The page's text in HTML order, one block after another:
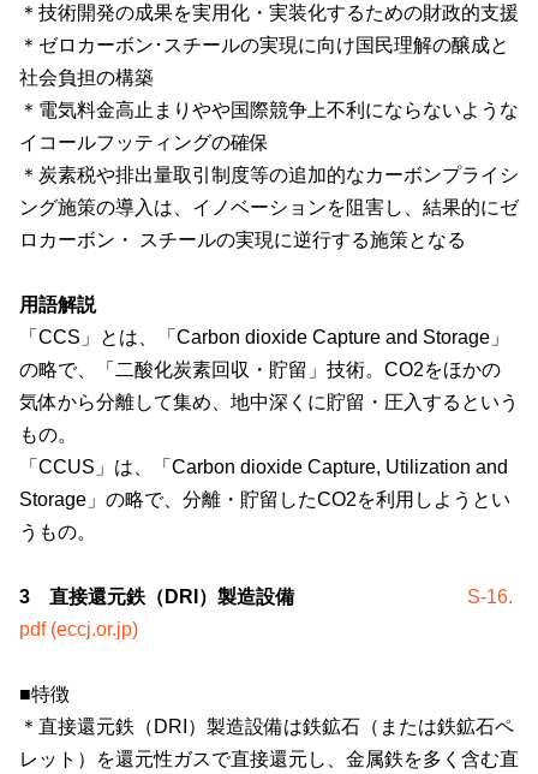
＊技術開発の成果を実用化・実装化するための財政的支援
＊ゼロカーボン･スチールの実現に向け国民理解の醸成と
社会負担の構築
＊電気料金高止まりやや国際競争上不利にならないような
イコールフッティングの確保
＊炭素税や排出量取引制度等の追加的なカーボンプライシ
ング施策の導入は、イノベーションを阻害し、結果的にゼ
ロカーボン・ スチールの実現に逆行する施策となる
用語解説
「CCS」とは、「 Carbon dioxide Capture and Storage 」
の略で、「二酸化炭素回収・貯留」技術。 CO2をほかの
気体から分離して集め、地中深くに貯留・圧入するという
もの。
「CCUS」は、「 Carbon dioxide Capture, Utilization and
Storage 」の略で、分離・貯留したCO2を利用しようとい
うもの。
3 直接還元鉄（DRI）製造設備
S-16.
pdf (eccj.or.jp)
■特徴
＊直接還元鉄（ DRI ）製造設備は鉄鉱石（または鉄鉱石ペ
レット）を還元性ガスで直接還元し、金属鉄を多く含む直